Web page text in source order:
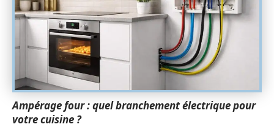
Ampérage four : quel branchement électrique pour
votre cuisine ?